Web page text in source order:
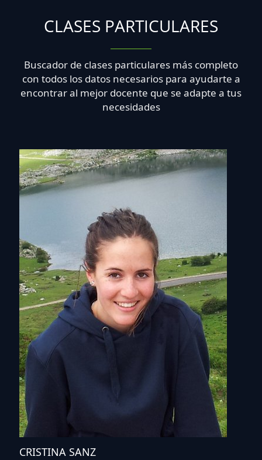
CLASES PARTICULARES
Buscador de clases particulares más completo
con todos los datos necesarios para ayudarte a
encontrar al mejor docente que se adapte a tus
necesidades
CRISTINA SANZ